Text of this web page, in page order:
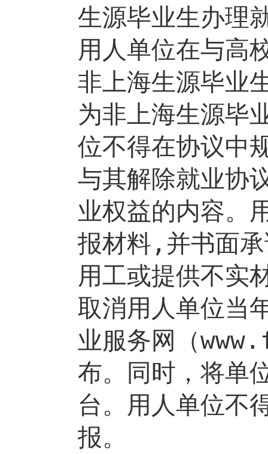
生源毕业生办理
用人单位在与高
非上海生源毕业
为非上海生源毕
位不得在协议中
与其解除就业协
业权益的内容。
报材料 , 并书面
用工或提供不实
取消用人单位当
业服务网（
布。同时，将单
台。用人单位不
报。